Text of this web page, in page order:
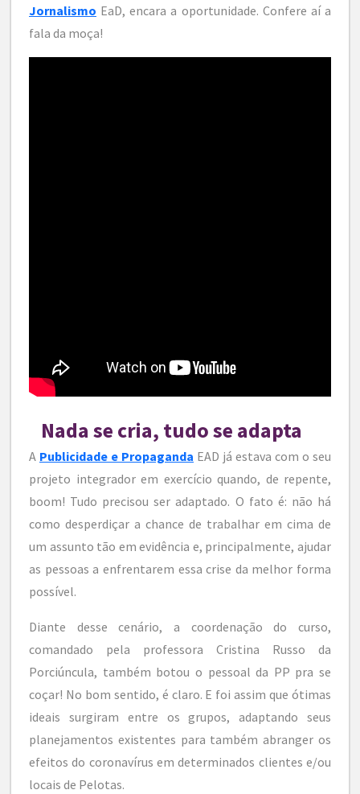
Jornalismo EaD, encara a oportunidade. Confere aí a
fala da moça!
Nada se cria, tudo se adapta
A Publicidade e Propaganda EAD já estava com o seu
projeto integrador em exercício quando, de repente,
boom! Tudo precisou ser adaptado. O fato é: não há
como desperdiçar a chance de trabalhar em cima de
um assunto tão em evidência e, principalmente, ajudar
as pessoas a enfrentarem essa crise da melhor forma
possível.
Diante desse cenário, a coordenação do curso,
comandado pela professora Cristina Russo da
Porciúncula, também botou o pessoal da PP pra se
coçar! No bom sentido, é claro. E foi assim que ótimas
ideais surgiram entre os grupos, adaptando seus
planejamentos existentes para também abranger os
efeitos do coronavírus em determinados clientes e/ou
locais de Pelotas.